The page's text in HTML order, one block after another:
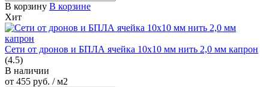
В корзину В корзине
Хит
Сети от дронов и БПЛА ячейка 10х10 мм нить 2,0 мм капрон
(4.5)
В наличии
от 455 руб. / м2